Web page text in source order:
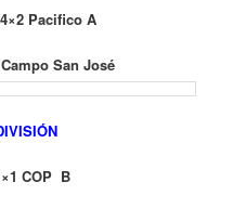
Pacifico A
San José
COP B